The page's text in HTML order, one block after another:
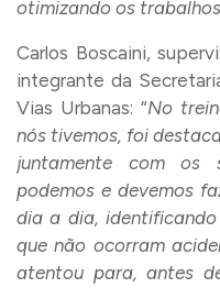
otimizando os trabalhos
Carlos Boscaini,
integrante da
Vias Urbanas: “No
nós tivemos, foi
juntamente com os
podemos e devemos
dia a dia,
que não ocorram
atentou para, antes